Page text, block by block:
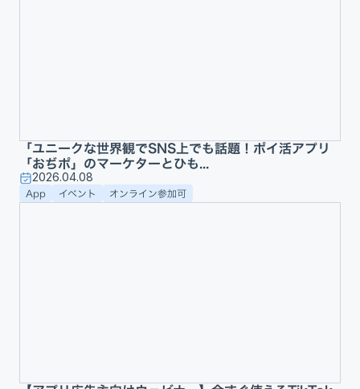
「ユニークな世界観でSNS上でも話題！ポイ活アプリ
「おぢポ」のマーケターとひも...
2026.04.08
App イベント オンライン参加可